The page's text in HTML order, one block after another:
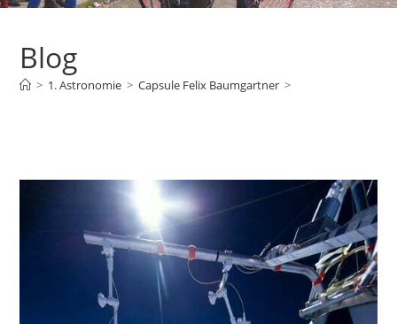
Blog
> 1. Astronomie > Capsule Felix Baumgartner >